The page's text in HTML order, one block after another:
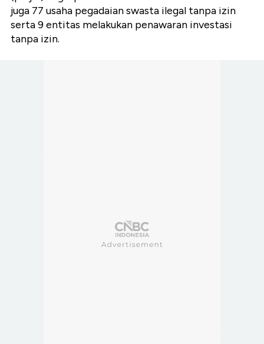
juga 77 usaha pegadaian swasta ilegal tanpa izin
serta 9 entitas melakukan penawaran investasi
tanpa izin.